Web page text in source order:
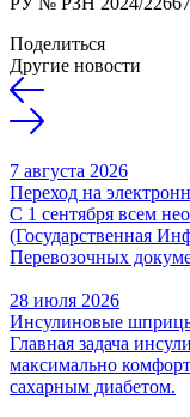
Поделиться
Другие новости
7 августа 2026
Переход на
С 1 сентября всем
(Государственная
Перевозочных
28 июля 2026
Инсулиновые
Главная задача
максимально
сахарным диабетом.